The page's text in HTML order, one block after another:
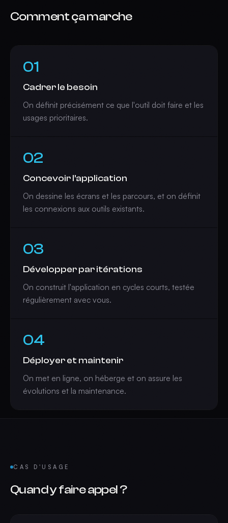
Comment ça marche
01
Cadrer le besoin
On définit précisément ce que l'outil doit faire et les
usages prioritaires.
02
Concevoir l'application
On dessine les écrans et les parcours, et on définit
les connexions aux outils existants.
03
Développer par itérations
On construit l'application en cycles courts, testée
régulièrement avec vous.
04
Déployer et maintenir
On met en ligne, on héberge et on assure les
évolutions et la maintenance.
CAS D'USAGE
Quand y faire appel ?